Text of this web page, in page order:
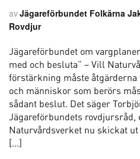
avJägareförbundet Folkärna
Rovdjur
Jägareförbundet om
med och besluta” – Vill
förstärkning måste
och människor som berörs
sådant beslut. Det säger
Jägareförbundets rovdjursråd,
Naturvårdsverket nu skickat
[…]